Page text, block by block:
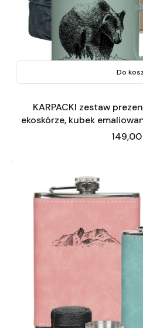
Do
KARPACKI zestaw
ekoskórze, kubek
Cena
149,00